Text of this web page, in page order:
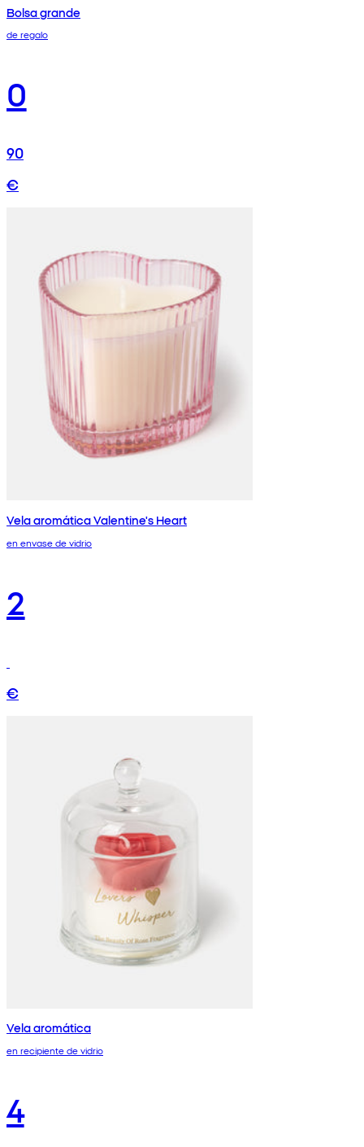
Bolsa grande
de regalo
0
90
€
Vela aromática Valentine's Heart
en envase de vidrio
2
€
Vela aromática
en recipiente de vidrio
4